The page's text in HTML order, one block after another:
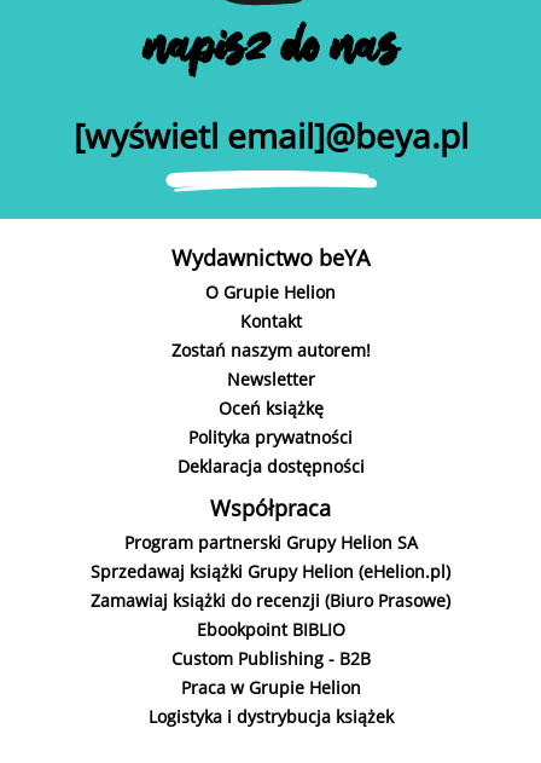
napisz do nas
[wyświetl email]@beya.pl
Wydawnictwo beYA
O Grupie Helion
Kontakt
Zostań naszym autorem!
Newsletter
Oceń książkę
Polityka prywatności
Deklaracja dostępności
Współpraca
Program partnerski Grupy Helion SA
Sprzedawaj książki Grupy Helion (eHelion.pl)
Zamawiaj książki do recenzji (Biuro Prasowe)
Ebookpoint BIBLIO
Custom Publishing - B2B
Praca w Grupie Helion
Logistyka i dystrybucja książek